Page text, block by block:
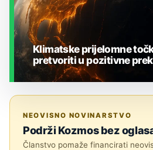
Klimatske prijelomne
pretvoriti u pozitivne
NEOVISNO NOVINARSTVO
Podrži Kozmos bez
Članstvo pomaže financirati